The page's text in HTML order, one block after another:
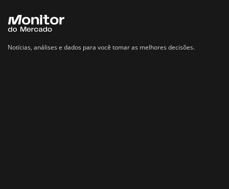
Notícias, análises e dados para você tomar as melhores decisões.